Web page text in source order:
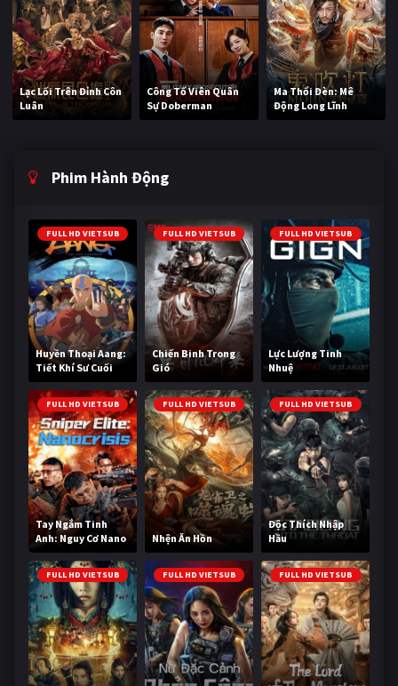
Lạc Lối Trên Đỉnh Côn
Luân
Công Tố Viên Quân
Sự Doberman
Ma Thổi Đèn: Mê
Động Long Lĩnh
Phim Hành Động
FULL HD VIETSUB
Huyền Thoại Aang:
Tiết Khí Sư Cuối
Cùng
FULL HD VIETSUB
Chiến Binh Trong
Gió
FULL HD VIETSUB
Lực Lượng Tinh
Nhuệ
FULL HD VIETSUB
Tay Ngắm Tinh
Anh: Nguy Cơ Nano
FULL HD VIETSUB
Nhện Ăn Hồn
FULL HD VIETSUB
Độc Thích Nhập
Hầu
FULL HD VIETSUB FULL HD VIETSUB FULL HD VIETSUB